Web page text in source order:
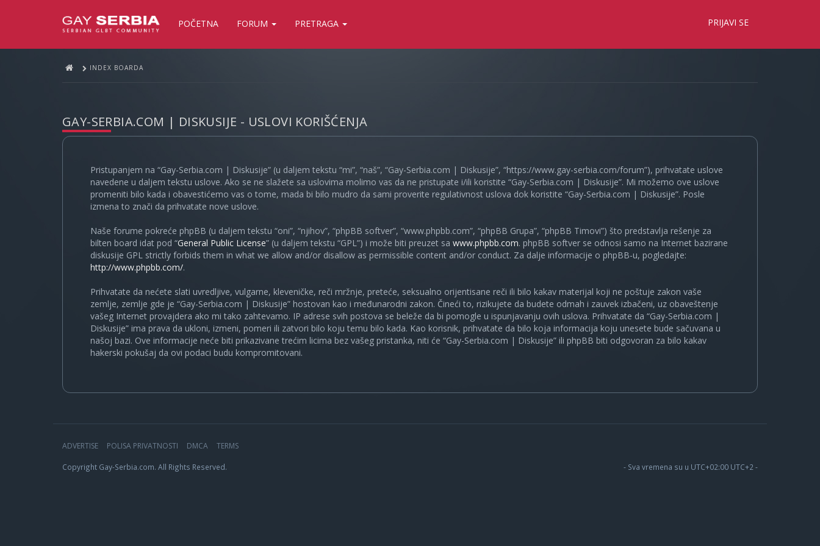
POČETNA FORUM PRETRAGA PRIJAVI SE
INDEX BOARDA
GAY-SERBIA.COM | DISKUSIJE - USLOVI KORIŠĆENJA
Pristupanjem na “Gay-Serbia.com | Diskusije” (u daljem tekstu “mi”, “naš”, “Gay-Serbia.com | Diskusije”, “https://www.gay-serbia.com/forum”), prihvatate uslove
navedene u daljem tekstu uslove. Ako se ne slažete sa uslovima molimo vas da ne pristupate i/ili koristite “Gay-Serbia.com | Diskusije”. Mi možemo ove uslove
promeniti bilo kada i obavestićemo vas o tome, mada bi bilo mudro da sami proverite regulativnost uslova dok koristite “Gay-Serbia.com | Diskusije”. Posle
izmena to znači da prihvatate nove uslove.
Naše forume pokreće phpBB (u daljem tekstu “oni”, “njihov”, “phpBB softver”, “www.phpbb.com”, “phpBB Grupa”, “phpBB Timovi”) što predstavlja rešenje za
bilten board idat pod “General Public License” (u daljem tekstu “GPL”) i može biti preuzet sa www.phpbb.com. phpBB softver se odnosi samo na Internet bazirane
diskusije GPL strictly forbids them in what we allow and/or disallow as permissible content and/or conduct. Za dalje informacije o phpBB-u, pogledajte:
http://www.phpbb.com/.
Prihvatate da nećete slati uvredljive, vulgarne, kleveničke, reči mržnje, preteće, seksualno orijentisane reči ili bilo kakav materijal koji ne poštuje zakon vaše
zemlje, zemlje gde je “Gay-Serbia.com | Diskusije” hostovan kao i međunarodni zakon. Čineći to, rizikujete da budete odmah i zauvek izbačeni, uz obaveštenje
vašeg Internet provajdera ako mi tako zahtevamo. IP adrese svih postova se beleže da bi pomogle u ispunjavanju ovih uslova. Prihvatate da “Gay-Serbia.com |
Diskusije” ima prava da ukloni, izmeni, pomeri ili zatvori bilo koju temu bilo kada. Kao korisnik, prihvatate da bilo koja informacija koju unesete bude sačuvana u
našoj bazi. Ove informacije neće biti prikazivane trećim licima bez vašeg pristanka, niti će “Gay-Serbia.com | Diskusije” ili phpBB biti odgovoran za bilo kakav
hakerski pokušaj da ovi podaci budu kompromitovani.
ADVERTISE POLISA PRIVATNOSTI DMCA TERMS
Copyright Gay-Serbia.com. All Rights Reserved. - Sva vremena su u UTC+02:00 UTC+2 -